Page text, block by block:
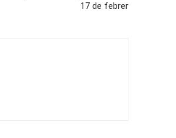
17 de febrer